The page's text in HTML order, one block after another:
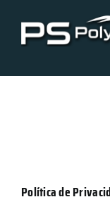
content
Polytech Systems
Política de